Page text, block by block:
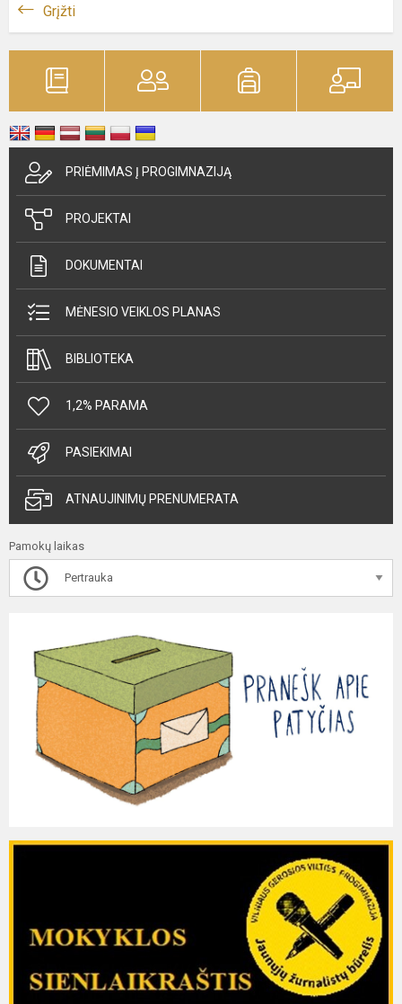
Grįžti
PRIĖMIMAS Į PROGIMNAZIJĄ
PROJEKTAI
DOKUMENTAI
MĖNESIO VEIKLOS PLANAS
BIBLIOTEKA
1,2% PARAMA
PASIEKIMAI
ATNAUJINIMŲ PRENUMERATA
Pamokų laikas
Pertrauka